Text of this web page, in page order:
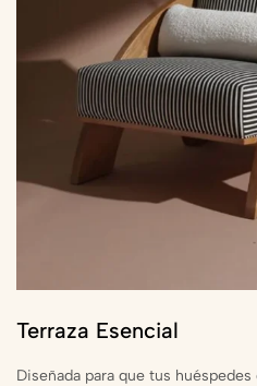
Terraza Esencial
Diseñada para que tus